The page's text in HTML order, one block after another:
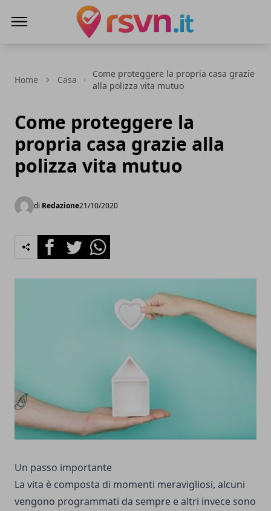
Home Casa
Come proteggere la propria casa grazie
alla polizza vita mutuo
Come proteggere la
propria casa grazie alla
polizza vita mutuo
di Redazione21/10/2020
FacebookTwitterWhatsapp
Un passo importante
La vita è composta di momenti meravigliosi, alcuni
vengono programmati da sempre e altri invece sono